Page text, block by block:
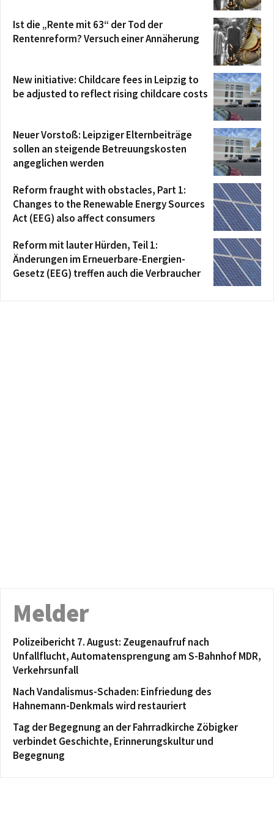
Ist die „Rente mit 63“ der Tod der
Rentenreform? Versuch einer Annäherung
New initiative: Childcare fees in Leipzig to
be adjusted to reflect rising childcare costs
Neuer Vorstoß: Leipziger Elternbeiträge
sollen an steigende Betreuungskosten
angeglichen werden
Reform fraught with obstacles, Part 1:
Changes to the Renewable Energy Sources
Act (EEG) also affect consumers
Reform mit lauter Hürden, Teil 1:
Änderungen im Erneuerbare-Energien-
Gesetz (EEG) treffen auch die Verbraucher
Melder
Polizeibericht 7. August: Zeugenaufruf nach
Unfallflucht, Automatensprengung am S-Bahnhof MDR,
Verkehrsunfall
Nach Vandalismus-Schaden: Einfriedung des
Hahnemann-Denkmals wird restauriert
Tag der Begegnung an der Fahrradkirche Zöbigker
verbindet Geschichte, Erinnerungskultur und
Begegnung